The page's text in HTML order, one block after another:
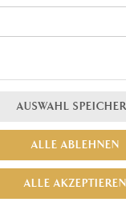
AUSWAHL
ALLE ABLEHNEN
ALLE AKZEPTIEREN
Dip. Verfeinert mit